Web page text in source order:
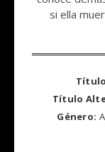
si ella
Título
Género: